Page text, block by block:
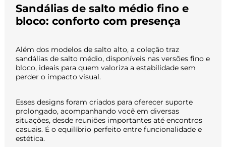
Sandálias de salto médio fino e
bloco: conforto com presença
Além dos modelos de salto alto, a coleção traz
sandálias de salto médio, disponíveis nas versões fino e
bloco, ideais para quem valoriza a estabilidade sem
perder o impacto visual.
Esses designs foram criados para oferecer suporte
prolongado, acompanhando você em diversas
situações, desde reuniões importantes até encontros
casuais. É o equilíbrio perfeito entre funcionalidade e
estética.